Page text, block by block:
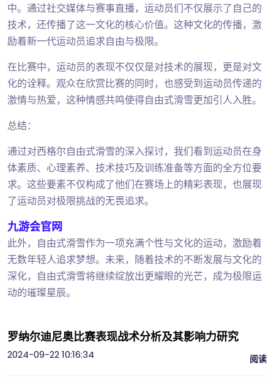
中。通过社交媒体与赛事直播，运动员们不仅展示了自己的
技术，还传播了这一文化的核心价值。这种文化的传播，激
励着新一代运动员追求自由与极限。
在比赛中，运动员的表现不仅仅是对技术的展现，更是对文
化的诠释。观众在欣赏比赛的同时，也感受到运动员传递的
激情与热爱，这种情感共鸣使得自由式滑雪更加引人入胜。
总结：
通过对西格尔自由式滑雪的深入探讨，我们看到运动员在身
体素质、心理素养、技术技巧及训练准备等方面的全方位要
求。这些要素不仅构成了他们在赛场上的精彩表现，也展现
了运动员对极限挑战的无畏追求。
九游会官网
此外，自由式滑雪作为一项充满个性与文化的运动，激励着
无数年轻人追求梦想。未来，随着技术的不断发展与文化的
深化，自由式滑雪将继续绽放出更耀眼的光芒，成为极限运
动的璀璨星辰。
罗纳尔迪尼奥比赛表现战术分析及其影响力研究
2024-09-22 10:16:34
阅读